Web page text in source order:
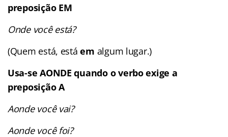
preposição EM
Onde você está?
(Quem está, estáem algum lugar.)
Usa-se AONDE quando o verbo exige a
preposição A
Aonde você vai?
Aonde você foi?